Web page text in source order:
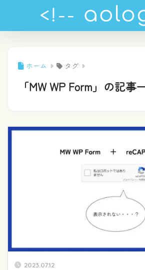
ホーム タグ
「MW WP Form」の記事
2023.07.12